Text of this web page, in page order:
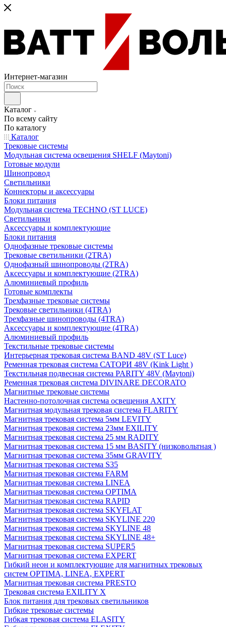
Интернет-магазин
Каталог
По всему сайту
По каталогу
Каталог
Трековые системы
Модульная система освещения SHELF (Maytoni)
Готовые модули
Шинопровод
Светильники
Коннекторы и аксессуары
Блоки питания
Модульная система TECHNO (ST LUCE)
Светильники
Аксессуары и комплектующие
Блоки питания
Однофазные трековые системы
Трековые светильники (2TRA)
Однофазный шинопроводы (2TRA)
Аксессуары и комплектующие (2TRA)
Алюминиевый профиль
Готовые комплекты
Трехфазные трековые системы
Трековые светильники (4TRA)
Трехфазные шинопроводы (4TRA)
Аксессуары и комплектующие (4TRA)
Алюминиевый профиль
Текстильные трековые системы
Интерьерная трековая система BAND 48V (ST Luce)
Ременная трековая система САТОРИ 48V (Kink Light )
Текстильная подвесная система PARITY 48V (Maytoni)
Ременная трековая система DIVINARE DECORATO
Магнитные трековые системы
Настенно-потолочная система освещения AXITY
Магнитная модульная трековая система FLARITY
Магнитная трековая система 5мм LEVITY
Магнитная трековая система 23мм EXILITY
Магнитная трековая система 25 мм RADITY
Магнитная трековая система 15 мм BASITY (низковольтная )
Магнитная трековая система 35мм GRAVITY
Магнитная трековая система S35
Магнитная трековая система FARM
Магнитная трековая система LINEA
Магнитная трековая система OPTIMA
Магнитная трековая система RAPID
Магнитная трековая система SKYFLAT
Магнитная трековая система SKYLINE 220
Магнитная трековая система SKYLINE 48
Магнитная трековая система SKYLINE 48+
Магнитная трековая система SUPER5
Магнитная трековая система EXPERT
Гибкий неон и комплектующие для магнитных трековых
систем OPTIMA, LINEA, EXPERT
Магнитная трековая система PRESTO
Трековая система EXILITY X
Блок питания для трековых светильников
Гибкие трековые системы
Гибкая трековая система ELASITY